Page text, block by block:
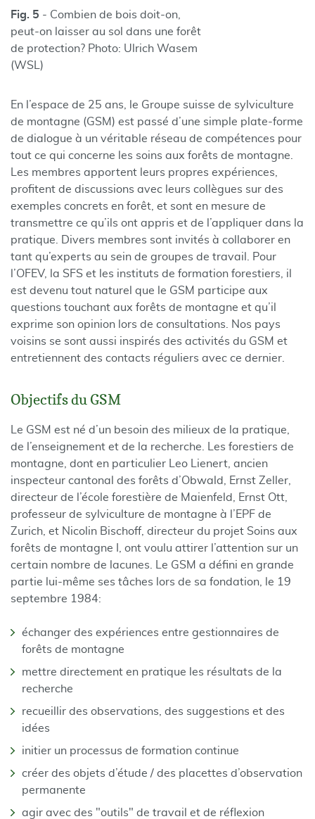
Fig. 5 - Combien de bois doit-on,
peut-on laisser au sol dans une forêt
de protection? Photo: Ulrich Wasem
(WSL)
En l’espace de 25 ans, le Groupe suisse de sylviculture
de montagne (GSM) est passé d’une simple plate-forme
de dialogue à un véritable réseau de compétences pour
tout ce qui concerne les soins aux forêts de montagne.
Les membres apportent leurs propres expériences,
profitent de discussions avec leurs collègues sur des
exemples concrets en forêt, et sont en mesure de
transmettre ce qu’ils ont appris et de l’appliquer dans la
pratique. Divers membres sont invités à collaborer en
tant qu’experts au sein de groupes de travail. Pour
l’OFEV, la SFS et les instituts de formation forestiers, il
est devenu tout naturel que le GSM participe aux
questions touchant aux forêts de montagne et qu’il
exprime son opinion lors de consultations. Nos pays
voisins se sont aussi inspirés des activités du GSM et
entretiennent des contacts réguliers avec ce dernier.
Objectifs du GSM
Le GSM est né d’un besoin des milieux de la pratique,
de l’enseignement et de la recherche. Les forestiers de
montagne, dont en particulier Leo Lienert, ancien
inspecteur cantonal des forêts d’Obwald, Ernst Zeller,
directeur de l’école forestière de Maienfeld, Ernst Ott,
professeur de sylviculture de montagne à l’EPF de
Zurich, et Nicolin Bischoff, directeur du projet Soins aux
forêts de montagne I, ont voulu attirer l’attention sur un
certain nombre de lacunes. Le GSM a défini en grande
partie lui-même ses tâches lors de sa fondation, le 19
septembre 1984:
échanger des expériences entre gestionnaires de
forêts de montagne
mettre directement en pratique les résultats de la
recherche
recueillir des observations, des suggestions et des
idées
initier un processus de formation continue
créer des objets d’étude / des placettes d’observation
permanente
agir avec des "outils" de travail et de réflexion